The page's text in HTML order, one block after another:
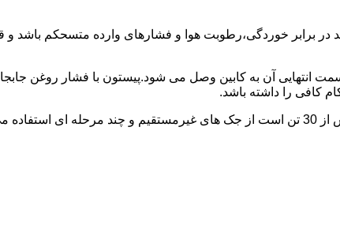
برابر خوردگی،رطوبت هوا و فشارهای وارده متسحکم باشد
انتهایی آن به کابین وصل می شود.پیستون با فشار روغن
کافی را داشته باشد.
برای آسانسورهایی که ظرفیتشان 30 تن است از جک مستقیم و برای آسانسورهایی که ظرفیتشان بیش از 30 تن است از جک های